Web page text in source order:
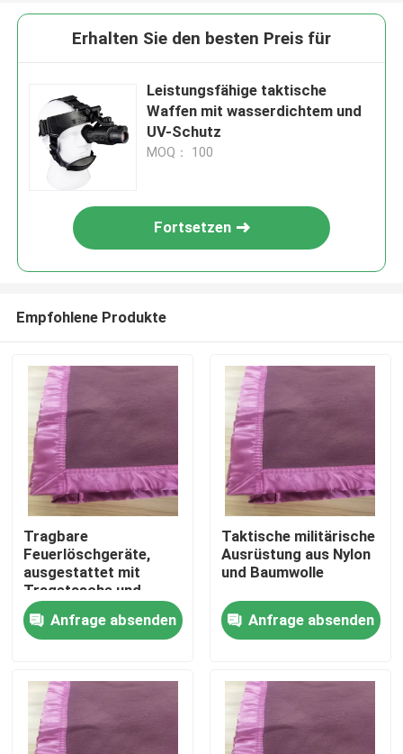
Zu Hause
Produkte
Videos
Erhalten Sie den besten Preis für
Leistungsfähige taktische
Waffen mit wasserdichtem und
UV-Schutz
MOQ： 100
Fortsetzen
Empfohlene Produkte
Tragbare
Feuerlöschgeräte,
ausgestattet mit
Tragetasche und
optionalen
Innentaschen
Anfrage absenden
Taktische militärische
Ausrüstung aus Nylon
und Baumwolle
Anfrage absenden